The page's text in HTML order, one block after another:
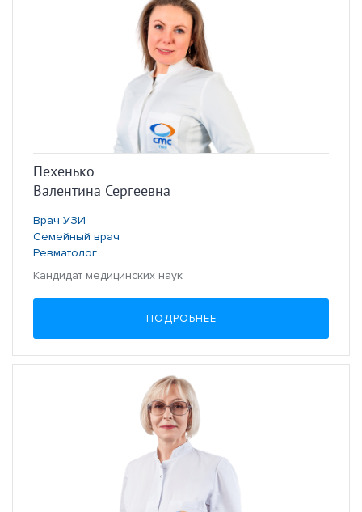
Пехенько
Валентина Сергеевна
Врач УЗИ
Семейный врач
Ревматолог
Кандидат медицинских наук
ПОДРОБНЕЕ